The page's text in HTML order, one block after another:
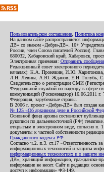
Пользовательское соглашение Политика
На данном сайте распространяется
ДВ» со знаком «Дебри-ДВ». 16+
России, член Союза писателей России).
680032, Хабаровский край, Хабаровск,
Электронная приемная: Отправить
Редакционный совет электронного
началах): К.А. Пронякин, И.Ю.
Л.Н. Левина, А.Ю. Жданов, Е.Н. Голубь,
Свидетельство о регистрации СМИ
Федеральной службой по надзору в сфере
коммуникаций (Роскомнадзор) 16.06.2011 г.
Федерация, зарубежные страны.
В 2006 г. проект «Дебри-ДВ» был создан
№ 125 «Об архивном деле в Российской
Основной фонд архива составляют
рукописи по дальневосточной (РФ)
открытым в электронном виде, согласно п.
документы к частной собственности
Гражданского кодекса РФ
Согласно ч.2. п.3. ст.17 «Ответственность
информационных технологий и защиты
информационных технологиях и о защите
ДВ», хранящий информацию, гражданско-
информации не несет. Сайт и редакция
доступ к информации» ФЗ-149.